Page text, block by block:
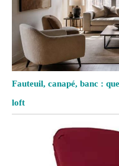
Fauteuil, canapé, banc :
loft